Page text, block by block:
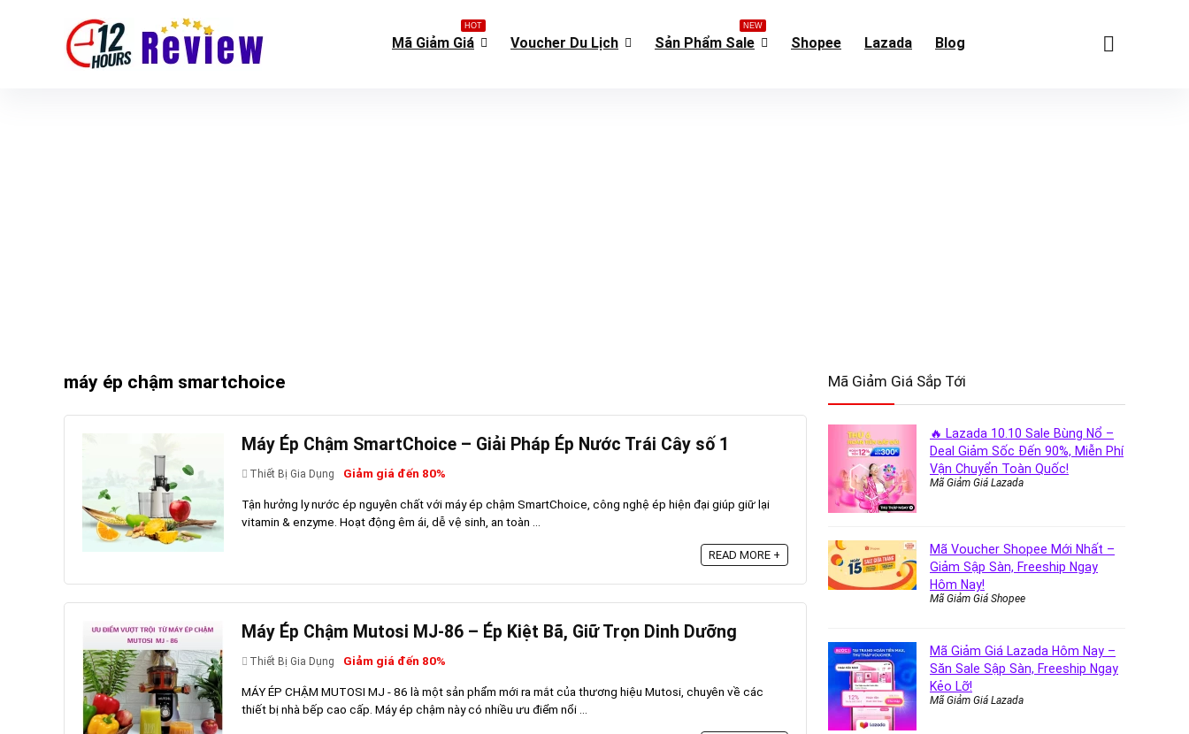
Mã Giảm Giá
HOT
Voucher Du Lịch Sản Phẩm Sale
NEW
Shopee Lazada Blog
máy ép chậm smartchoice
Máy Ép Chậm SmartChoice – Giải Pháp Ép Nước Trái Cây số 1
Thiết Bị Gia Dụng Giảm giá đến 80%
Tận hưởng ly nước ép nguyên chất với máy ép chậm SmartChoice, công nghệ ép hiện đại giúp giữ lại
vitamin & enzyme. Hoạt động êm ái, dễ vệ sinh, an toàn ...
READ MORE +
Máy Ép Chậm Mutosi MJ-86 – Ép Kiệt Bã, Giữ Trọn Dinh Dưỡng
Thiết Bị Gia Dụng Giảm giá đến 80%
MÁY ÉP CHẬM MUTOSI MJ - 86 là một sản phẩm mới ra mắt của thương hiệu Mutosi, chuyên về các
thiết bị nhà bếp cao cấp. Máy ép chậm này có nhiều ưu điểm nổi ...
Mã Giảm Giá Sắp Tới
🔥 Lazada 10.10 Sale Bùng Nổ –
Deal Giảm Sốc Đến 90%, Miễn Phí
Vận Chuyển Toàn Quốc!
Mã Giảm Giá Lazada
Mã Voucher Shopee Mới Nhất –
Giảm Sập Sàn, Freeship Ngay
Hôm Nay!
Mã Giảm Giá Shopee
Mã Giảm Giá Lazada Hôm Nay –
Săn Sale Sập Sàn, Freeship Ngay
Kẻo Lỡ!
Mã Giảm Giá Lazada